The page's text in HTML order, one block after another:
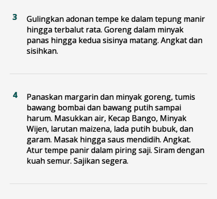
Gulingkan adonan tempe ke dalam tepung manir
hingga terbalut rata. Goreng dalam minyak
panas hingga kedua sisinya matang. Angkat dan
sisihkan.
Panaskan margarin dan minyak goreng, tumis
bawang bombai dan bawang putih sampai
harum. Masukkan air, Kecap Bango, Minyak
Wijen, larutan maizena, lada putih bubuk, dan
garam. Masak hingga saus mendidih. Angkat.
Atur tempe panir dalam piring saji. Siram dengan
kuah semur. Sajikan segera.